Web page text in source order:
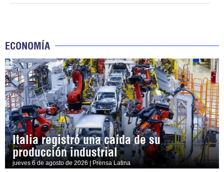
ECONOMÍA
Italia registró una caída de su
producción industrial
jueves 6 de agosto de 2026 | Prensa Latina